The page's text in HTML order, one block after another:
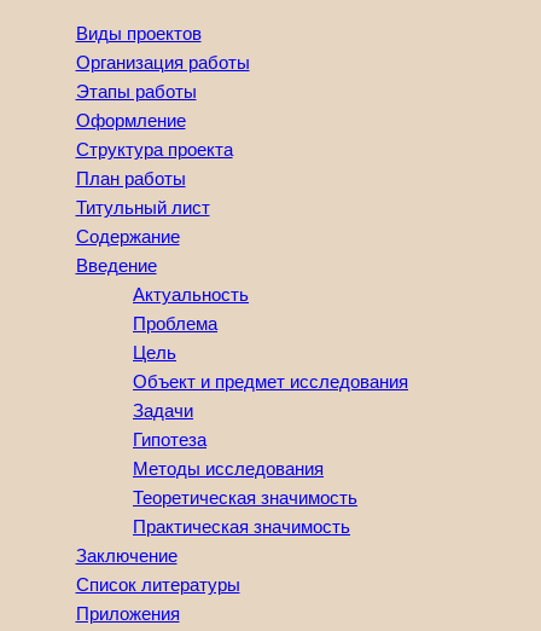
Виды проектов
Организация работы
Этапы работы
Оформление
Структура проекта
План работы
Титульный лист
Содержание
Введение
Актуальность
Проблема
Цель
Объект и предмет исследования
Задачи
Гипотеза
Методы исследования
Теоретическая значимость
Практическая значимость
Заключение
Список литературы
Приложения